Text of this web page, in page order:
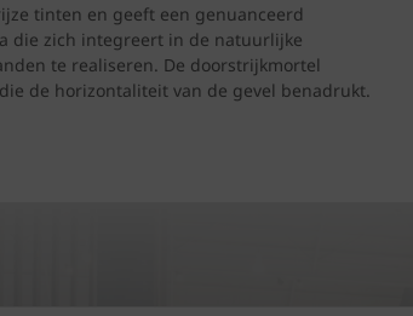
tinten en geeft een genuanceerd
die zich integreert in de natuurlijke
te realiseren. De doorstrijkmortel
de horizontaliteit van de gevel benadrukt.